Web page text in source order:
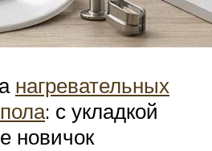
нагревательных
: с укладкой
новичок